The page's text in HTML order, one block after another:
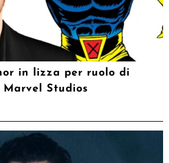
in lizza per ruolo di
Studios